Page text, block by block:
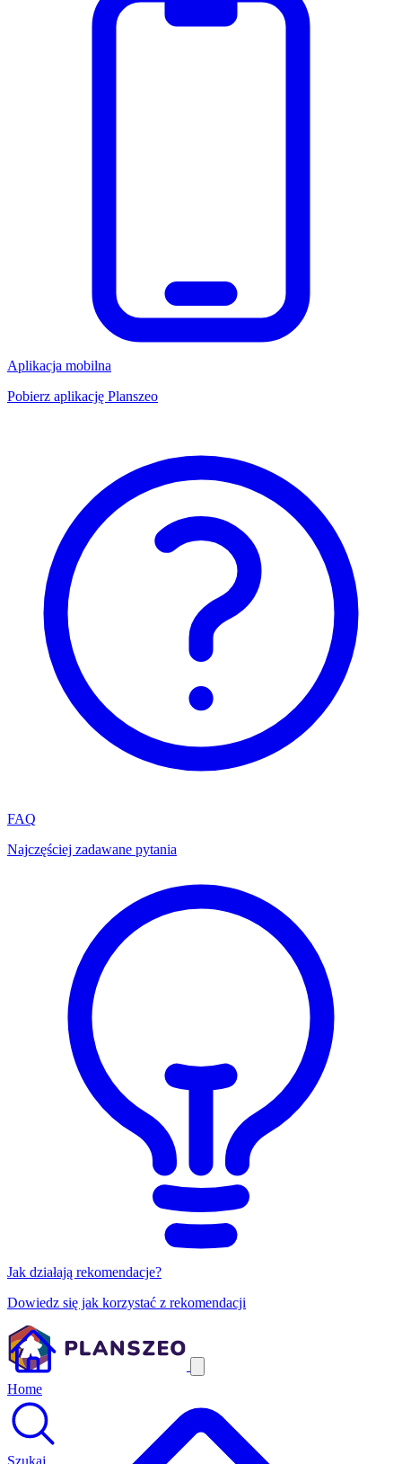
Aplikacja mobilna
Pobierz aplikację Planszeo
FAQ
Najczęściej zadawane pytania
Jak działają rekomendacje?
Dowiedz się jak korzystać z rekomendacji
Home
Szukaj